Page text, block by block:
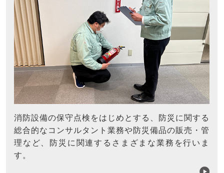
消防設備の保守点検をはじめとする、防災に関する
総合的なコンサルタント業務や防災備品の販売・管
理など、防災に関連するさまざまな業務を行いま
す。